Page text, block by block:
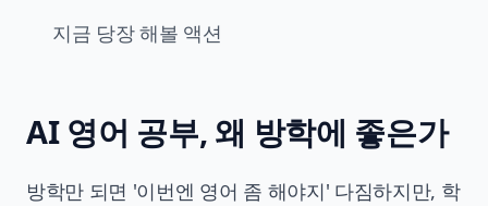
지금 당장 해볼 액션
AI 영어 공부, 왜 방학에 좋은가
방학만 되면 '이번엔 영어 좀 해야지' 다짐하지만, 학